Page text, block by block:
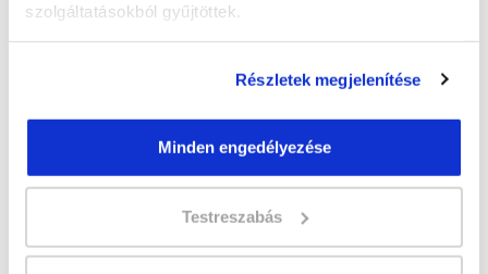
szolgáltatásokból gyűjtöttek.
Részletek megjelenítése
Minden engedélyezése
Testreszabás
Miért válassz minket?
- több, mint 22 év tapasztalat a felnőttoktatásban
- garantáltan gyors és kedves ügyfélszolgálat
- több, mint 100.000 elégedett hallgató
- tanfolyamok országszerte, 35 városban
- tanfolyam indulások egész évben, különböző